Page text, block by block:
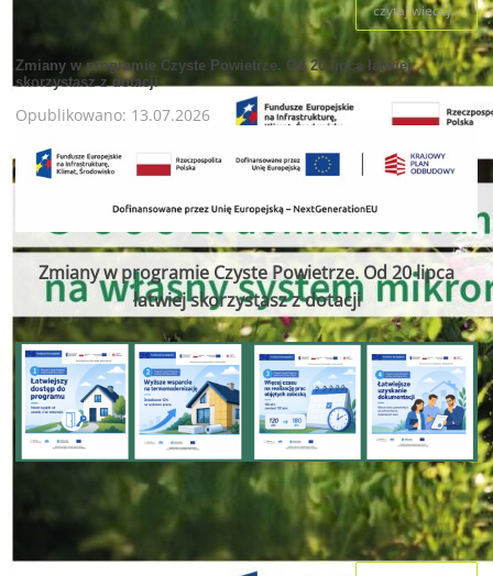
czytaj więcej...
Zmiany w programie Czyste Powietrze. Od 20 lipca łatwiej
skorzystasz z dotacji
Opublikowano: 13.07.2026
Zmiany w programie Czyste Powietrze. Od 20 lipca
łatwiej skorzystasz z dotacji